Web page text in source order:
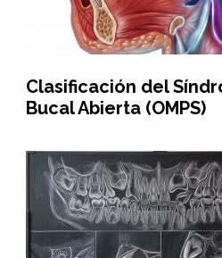
Clasificación del
Bucal Abierta (OMPS)